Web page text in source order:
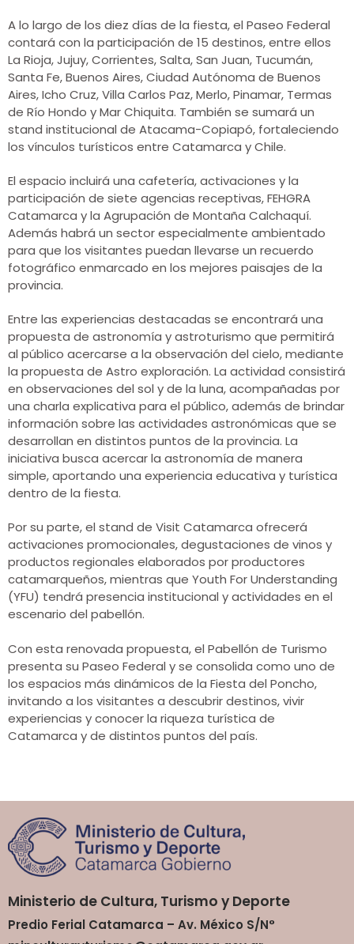
A lo largo de los diez días de la fiesta, el Paseo Federal
contará con la participación de 15 destinos, entre ellos
La Rioja, Jujuy, Corrientes, Salta, San Juan, Tucumán,
Santa Fe, Buenos Aires, Ciudad Autónoma de Buenos
Aires, Icho Cruz, Villa Carlos Paz, Merlo, Pinamar, Termas
de Río Hondo y Mar Chiquita. También se sumará un
stand institucional de Atacama-Copiapó, fortaleciendo
los vínculos turísticos entre Catamarca y Chile.
El espacio incluirá una cafetería, activaciones y la
participación de siete agencias receptivas, FEHGRA
Catamarca y la Agrupación de Montaña Calchaquí.
Además habrá un sector especialmente ambientado
para que los visitantes puedan llevarse un recuerdo
fotográfico enmarcado en los mejores paisajes de la
provincia.
Entre las experiencias destacadas se encontrará una
propuesta de astronomía y astroturismo que permitirá
al público acercarse a la observación del cielo, mediante
la propuesta de Astro exploración. La actividad consistirá
en observaciones del sol y de la luna, acompañadas por
una charla explicativa para el público, además de brindar
información sobre las actividades astronómicas que se
desarrollan en distintos puntos de la provincia. La
iniciativa busca acercar la astronomía de manera
simple, aportando una experiencia educativa y turística
dentro de la fiesta.
Por su parte, el stand de Visit Catamarca ofrecerá
activaciones promocionales, degustaciones de vinos y
productos regionales elaborados por productores
catamarqueños, mientras que Youth For Understanding
(YFU) tendrá presencia institucional y actividades en el
escenario del pabellón.
Con esta renovada propuesta, el Pabellón de Turismo
presenta su Paseo Federal y se consolida como uno de
los espacios más dinámicos de la Fiesta del Poncho,
invitando a los visitantes a descubrir destinos, vivir
experiencias y conocer la riqueza turística de
Catamarca y de distintos puntos del país.
Ministerio de Cultura, Turismo y Deporte
Predio Ferial Catamarca – Av. México S/N°